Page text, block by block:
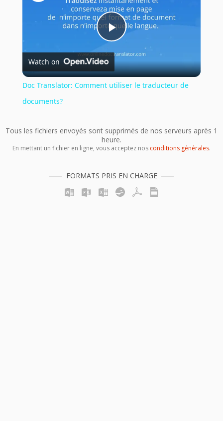
Play
Video
Watch on
Doc Translator: Comment utiliser le traducteur de
documents?
Tous les fichiers envoyés sont supprimés de nos serveurs après 1
heure.
En mettant un fichier en ligne, vous acceptez nos conditions générales.
FORMATS PRIS EN CHARGE